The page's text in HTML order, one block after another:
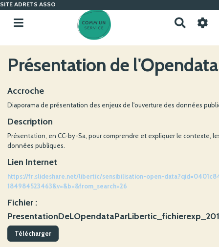
SITE ADRETS ASSO
c
e
e
Présentation de
Accroche
Diaporama de présentation des enjeux de l'ouverture des données
Description
Présentation, en CC-by-Sa, pour comprendre et expliquer le contexte,
données publiques.
Lien Internet
https://fr.slideshare.net/libertic/sensibilisation-open-
184984523463&v=&b=&from_search=26
Fichier :
Télécharger